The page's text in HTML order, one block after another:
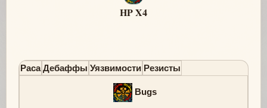
HP X4
Раса Дебаффы Уязвимости Резисты
Bugs